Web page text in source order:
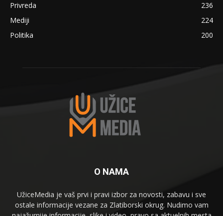
Privreda
236
Mediji
224
Politika
200
O NAMA
UžiceMedia je vaš prvi i pravi izbor za novosti, zabavu i sve
ostale informacije vezane za Zlatiborski okrug. Nudimo vam